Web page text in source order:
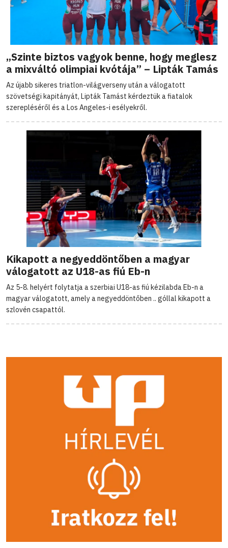
„Szinte biztos vagyok benne, hogy meglesz
a mixváltó olimpiai kvótája” – Lipták Tamás
Az újabb sikeres triatlon-világverseny után a válogatott
szövetségi kapitányát, Lipták Tamást kérdeztük a fiatalok
szerepléséről és a Los Angeles-i esélyekről.
Kikapott a negyeddöntőben a magyar
válogatott az U18-as fiú Eb-n
Az 5-8. helyért folytatja a szerbiai U18-as fiú kézilabda Eb-n a
magyar válogatott, amely a negyeddöntőben .. góllal kikapott a
szlovén csapattól.